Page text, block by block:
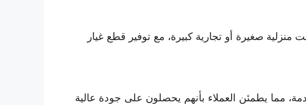
صغيرة أو تجارية كبيرة، مع توفير قطع غيار
مما يطمئن العملاء بأنهم يحصلون على جودة عالية